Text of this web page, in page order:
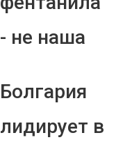
- не наша
Болгария
лидирует в